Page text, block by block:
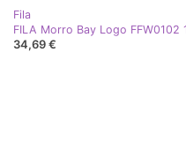
Fila
FILA Morro Bay Logo
34,69 €